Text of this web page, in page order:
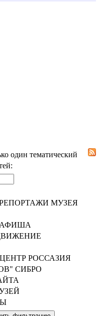
один тематический
МУЗЕЯ
РОССАЗИЯ
СИБРО